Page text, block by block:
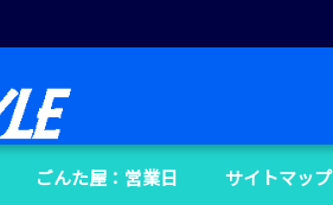
ごんた屋：営業日 サイトマップ